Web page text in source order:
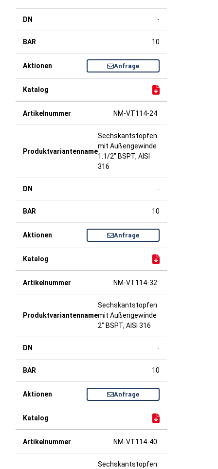
-
10
Anfrage
NM-VT114-24
Sechskantstopfen
mit Außengewinde
1.1/2" BSPT, AISI
316
-
10
Anfrage
NM-VT114-32
Sechskantstopfen
mit Außengewinde
2" BSPT, AISI 316
-
10
Anfrage
NM-VT114-40
Sechskantstopfen